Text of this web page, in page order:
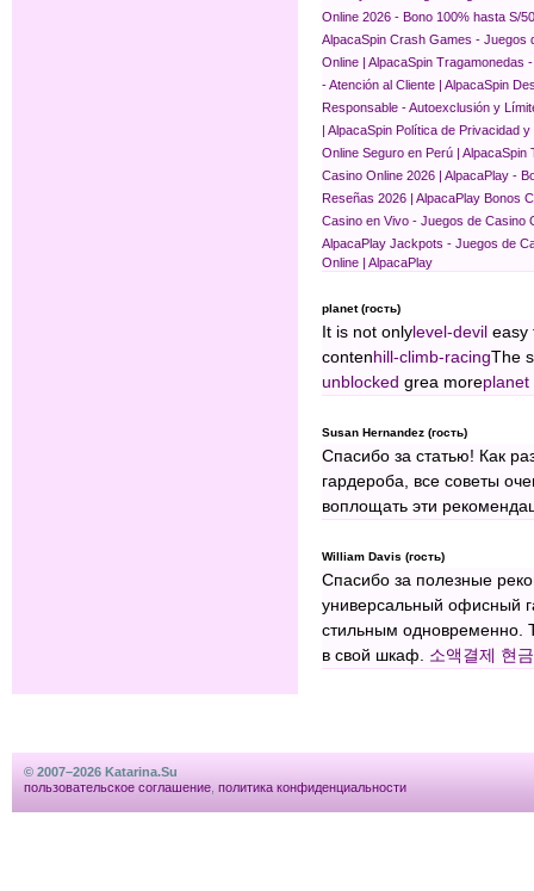
Online 2026 - Bono 100% hasta S/
AlpacaSpin Crash Games - Juegos
Online | AlpacaSpin Tragamonedas
- Atención al Cliente | AlpacaSpin
Responsable - Autoexclusión y
| AlpacaSpin Política de Privacidad
Online Seguro en Perú | AlpacaSpin
Casino Online 2026 | AlpacaPlay -
Reseñas 2026 | AlpacaPlay Bonos
Casino en Vivo - Juegos de Casino
AlpacaPlay Jackpots - Juegos de
Online | AlpacaPlay
planet (гость)
It is not only level-devil easy
conten hill-climb-racingThe
unblocked grea moreplanet
Susan Hernandez (гость)
Спасибо за статью! Как
гардероба, все советы
воплощать эти
William Davis (гость)
Спасибо за полезные
универсальный офисный
стильным одновременно.
в свой шкаф. 소액결제 현
© 2007–2026 Katarina.Su
пользовательское соглашение политика конфиденциальности